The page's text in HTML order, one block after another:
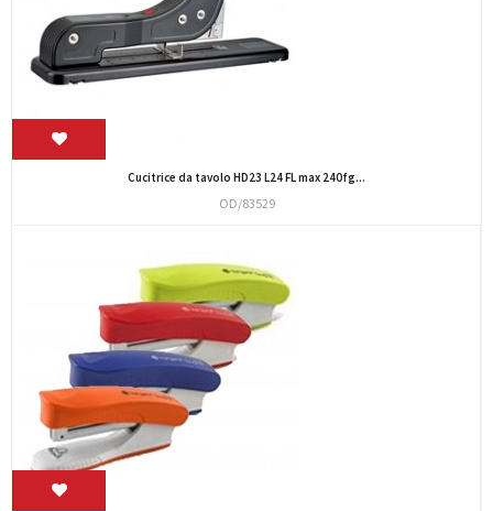
Cucitrice da tavolo HD23 L24 FL max 240fg...
OD/83529